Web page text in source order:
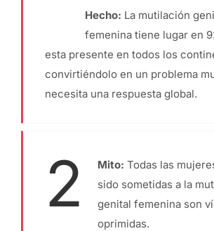
Hecho: La mutilación
femenina tiene lugar en
esta presente en todos los
convirtiéndolo en un problema
necesita una respuesta global.
2 Mito: Todas las
sido sometidas a la
genital femenina son
oprimidas.